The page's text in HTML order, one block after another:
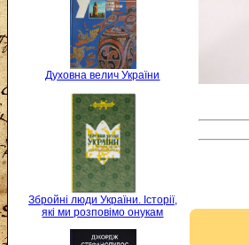
Духовна велич України
Збройні люди України. Історії,
які ми розповімо онукам